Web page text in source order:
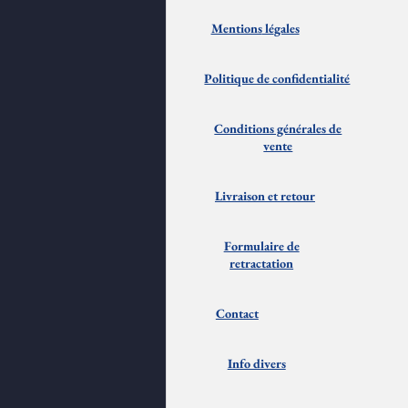
Mentionslégales
Politique de confidentialité
Conditions générales de
vente
Livraison etretour
Formulaire de
retractation
Contact
Info divers